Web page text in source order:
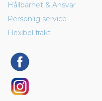
Hållbarhet & Ansvar
Personlig service
Flexibel frakt